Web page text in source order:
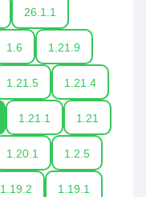
26.1.1
1.6 1.21.9
1.21.5 1.21.4
1.21.1 1.21
1.20.1 1.2.5
1.19.2 1.19.1